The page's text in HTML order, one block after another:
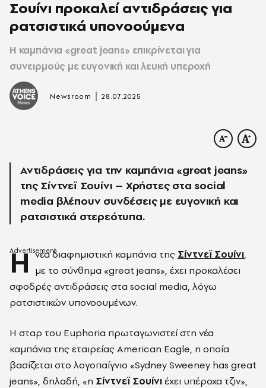
Σουίνι προκαλεί αντιδράσεις για
ρατσιστικά υπονοούμενα
Η καμπάνια «great jeans» επικρίνεται για
συνειρμούς με ευγονική και λευκή υπεροχή
Newsroom |28.07.2025
Αντιδράσεις για την καμπάνια «great jeans»
της Σίντνεϊ Σουίνι – Χρήστες στα social
media βλέπουν συνδέσεις με ευγονική και
ρατσιστικά στερεότυπα.
Η νέα διαφημιστική καμπάνια της Σίντνεϊ Σουίνι,
με το σύνθημα «great jeans», έχει προκαλέσει
σφοδρές αντιδράσεις στα social media, λόγω
ρατσιστικών υπονοουμένων.
Η σταρ του Euphoria πρωταγωνιστεί στη νέα
καμπάνια της εταιρείας American Eagle, η οποία
βασίζεται στο λογοπαίγνιο «Sydney Sweeney has great
jeans», δηλαδή, «η Σίντνεϊ Σουίνιέχει υπέροχα τζιν»,